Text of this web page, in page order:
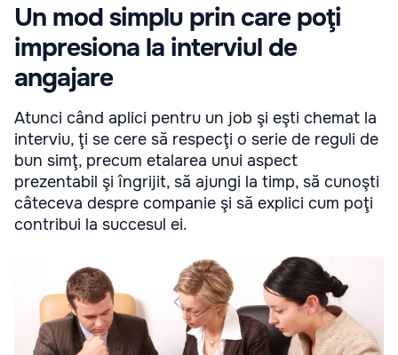
Un mod simplu prin care poţi
impresiona la interviul de
angajare
Atunci când aplici pentru un job şi eşti chemat la
interviu, ţi se cere să respecţi o serie de reguli de
bun simţ, precum etalarea unui aspect
prezentabil şi îngrijit, să ajungi la timp, să cunoşti
câteceva despre companie şi să explici cum poţi
contribui la succesul ei.